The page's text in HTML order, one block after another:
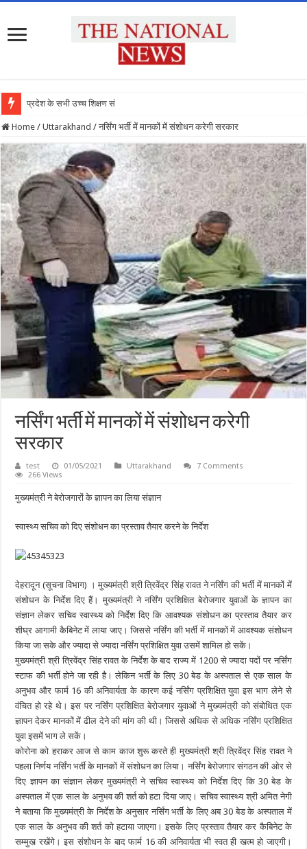
प्रदेश के सभी उच्च शिक्षण संस्थानों को राष
Home / Uttarakhand / नर्सिंग भर्ती में मानकों में संशोधन करेगी सरकार
नर्सिंग भर्ती में मानकों में संशोधन करेगी
सरकार
test 01/05/2021 Uttarakhand
7 Comments
266 Views
मुख्यमंत्री ने बेरोजगारों के ज्ञापन का लिया संज्ञान
स्वास्थ्य सचिव को दिए संशोधन का प्रस्ताव तैयार करने के निर्देश
देहरादून (सूचना विभाग) । मुख्यमंत्री श्री त्रिवेंद्र सिंह रावत ने नर्सिंग की भर्ती में मानकों में
संशोधन के निर्देश दिए हैं। मुख्यमंत्री ने नर्सिंग प्रशिक्षित बेरोजगार युवाओं के ज्ञापन का
संज्ञान लेकर सचिव स्वास्थ्य को निर्देश दिए कि आवश्यक संशोधन का प्रस्ताव तैयार कर
शीघ्र आगामी कैबिनेट में लाया जाए। जिससे नर्सिंग की भर्ती में मानकों में आवश्यक संशोधन
किया जा सके और ज्यादा से ज्यादा नर्सिंग प्रशिक्षित युवा उसमें शामिल हो सकें।
मुख्यमंत्री श्री त्रिवेंद्र सिंह रावत के निर्देश के बाद राज्य में 1200 से ज्यादा पदों पर नर्सिंग
स्टाफ की भर्ती होने जा रही है। लेकिन भर्ती के लिए 30 बेड के अस्पताल से एक साल के
अनुभव और फार्म 16 की अनिवार्यता के कारण कई नर्सिंग प्रशिक्षित युवा इस भाग लेने से
वंचित हो रहे थे। इस पर नर्सिंग प्रशिक्षित बेरोजगार युवाओं ने मुख्यमंत्री को संबोधित एक
ज्ञापन देकर मानकों में ढील देने की मांग की थी। जिससे अधिक से अधिक नर्सिंग प्रशिक्षित
युवा इसमें भाग ले सकें।
कोरोना को हराकर आज से काम काज शुरू करते ही मुख्यमंत्री श्री त्रिवेंद्र सिंह रावत ने
पहला निर्णय नर्सिंग भर्ती के मानकों में संशोधन का लिया। नर्सिंग बेरोजगार संगठन की ओर से
दिए ज्ञापन का संज्ञान लेकर मुख्यमंत्री ने सचिव स्वास्थ्य को निर्देश दिए कि 30 बेड के
अस्पताल में एक साल के अनुभव की शर्त को हटा दिया जाए। सचिव स्वास्थ्य श्री अमित नेगी
ने बताया कि मुख्यमंत्री के निर्देश के अनुसार नर्सिंग भर्ती के लिए अब 30 बेड के अस्पताल में
एक साल के अनुभव की शर्त को हटाया जाएगा। इसके लिए प्रस्ताव तैयार कर कैबिनेट के
सम्मुख रखेंगे। इस संशोधन के बाद फार्म 16 की अनिवार्यता भी स्वत ही खत्म हो जाएगी।